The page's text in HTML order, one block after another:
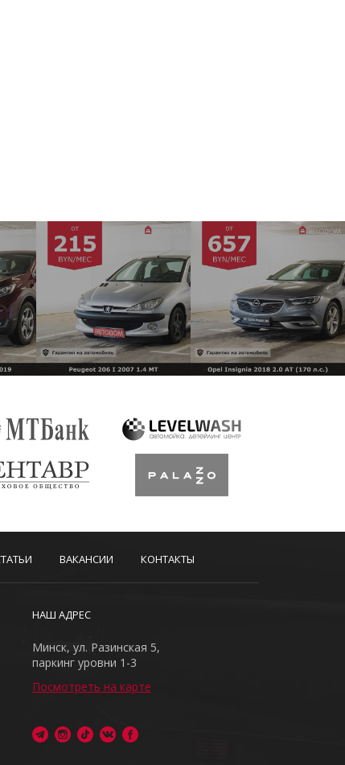
ВАКАНСИИ КОНТАКТЫ
НАШ АДРЕС
Минск, ул. Разинская 5,
паркинг уровни 1-3
Посмотреть на карте